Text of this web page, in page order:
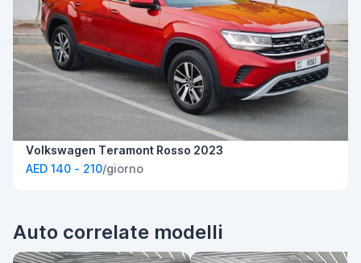
Volkswagen Teramont Rosso 2023
AED 140 - 210/giorno
Auto correlate modelli